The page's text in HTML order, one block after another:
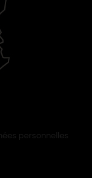
personnelles